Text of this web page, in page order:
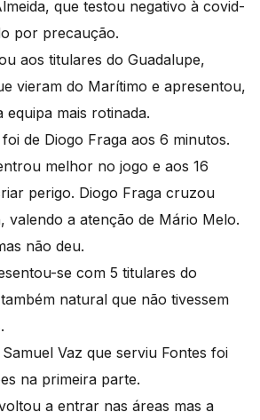
que testou negativo à covid-
por precaução.
aos titulares do Guadalupe,
vieram do Marítimo e apresentou,
mais rotinada.
de Diogo Fraga aos 6 minutos.
melhor no jogo e aos 16
perigo. Diogo Fraga cruzou
valendo a atenção de Mário Melo.
não deu.
se com 5 titulares do
natural que não tivessem
Vaz que serviu Fontes foi
na primeira parte.
a entrar nas áreas mas a